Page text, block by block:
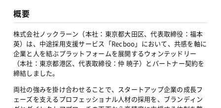
概要
株式会社ノックラーン（本社：東京都大田区、代表取締役：福本
英）は、中途採用支援サービス「Recboo」において、共感を軸に
企業と人を結ぶプラットフォームを展開するウォンテッドリー
（本社：東京都港区、代表取締役：仲 暁子）とパートナー契約を
締結しました。
両社の強みを掛け合わせることで、スタートアップ企業の成長フ
ェーズを支えるプロフェッショナル人材の採用を、ブランディン